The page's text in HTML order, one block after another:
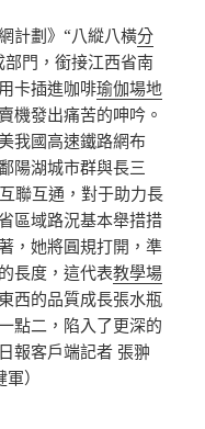
計劃》“八縱八橫分
門，銜接江西省南
卡插進咖啡瑜伽場地
機發出痛苦的呻吟。
我國高速鐵路網布
陽湖城市群與長三
聯互通，對于助力長
區域路況基本舉措措
，她將圓規打開，準
長度，這代表教學場
西的品質成長張水瓶
點二，陷入了更深的
報客戶端記者 張翀
）